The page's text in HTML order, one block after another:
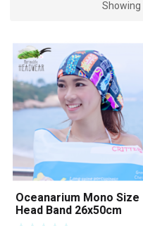
Oceanarium Mono Size
Head Band 26x50cm